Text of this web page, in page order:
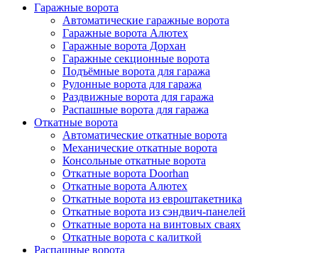
Гаражные ворота
Автоматические гаражные ворота
Гаражные ворота Алютех
Гаражные ворота Дорхан
Гаражные секционные ворота
Подъёмные ворота для гаража
Рулонные ворота для гаража
Раздвижные ворота для гаража
Распашные ворота для гаража
Откатные ворота
Автоматические откатные ворота
Механические откатные ворота
Консольные откатные ворота
Откатные ворота Doorhan
Откатные ворота Алютех
Откатные ворота из евроштакетника
Откатные ворота из сэндвич-панелей
Откатные ворота на винтовых сваях
Откатные ворота с калиткой
Распашные ворота